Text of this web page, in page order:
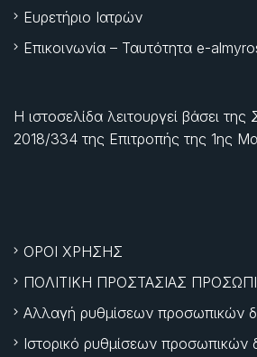
Ευρετήριο Ιατρών
Επικοινωνία – Ταυτότητα e-
Η ιστοσελίδα λειτουργεί βάσει
2018/334 της Επιτροπής της 1ης
ΟΡΟΙ ΧΡΗΣΗΣ
ΠΟΛΙΤΙΚΗ ΠΡΟΣΤΑΣΙΑΣ
Αλλαγή ρυθμίσεων προσωπικών
Ιστορικό ρυθμίσεων προσωπικών